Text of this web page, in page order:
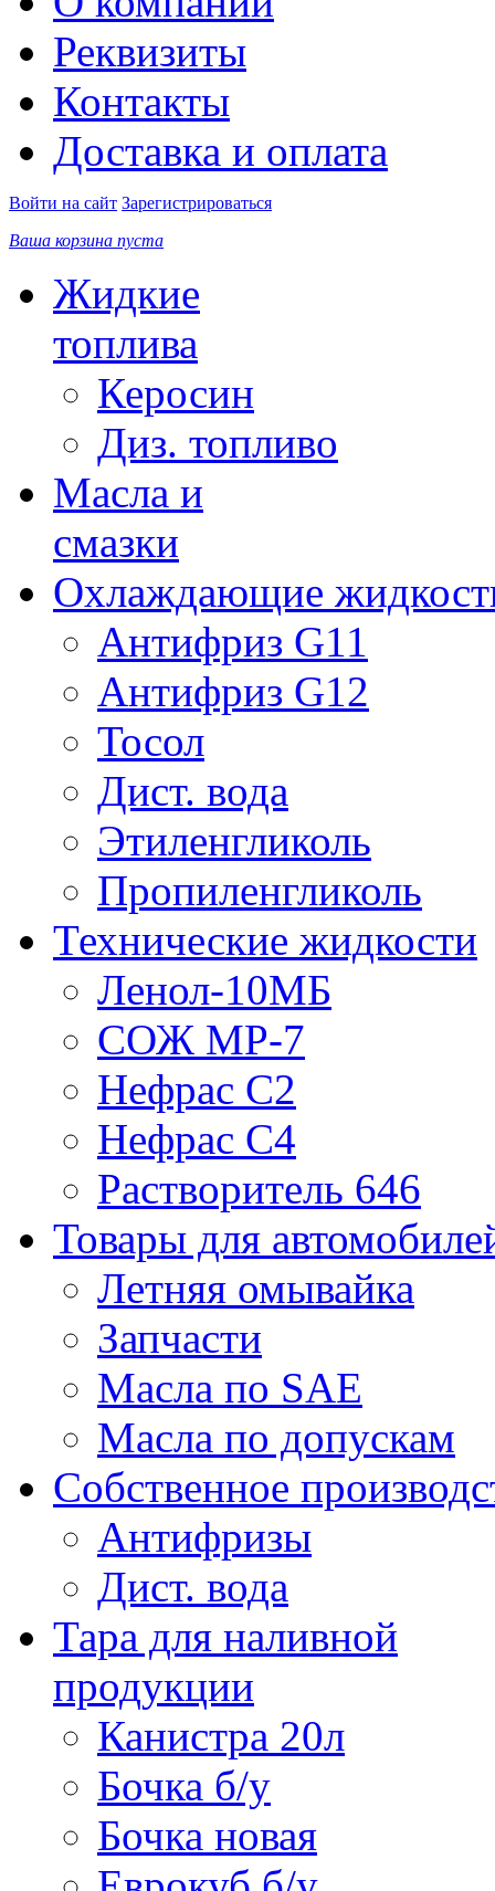
Реквизиты
Контакты
Доставка и оплата
Войти на сайт Зарегистрироваться
Ваша корзина пуста
Жидкие
топлива
Керосин
Диз. топливо
Масла и
смазки
Охлаждающие
Антифриз G11
Антифриз G12
Тосол
Дист. вода
Этиленгликоль
Пропиленгликоль
Технические жидкости
Ленол-10МБ
СОЖ МР-7
Нефрас С2
Нефрас С4
Растворитель 646
Товары для
Летняя омывайка
Запчасти
Масла по SAE
Масла по допускам
Собственное
Антифризы
Дист. вода
Тара для наливной
продукции
Канистра 20л
Бочка б/у
Бочка новая